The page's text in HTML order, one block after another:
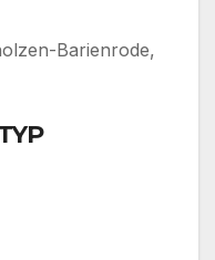
Barienrode,